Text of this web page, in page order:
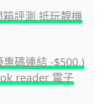
箱評測 抵玩靚機
碼連結 -$500 )
reader 電子